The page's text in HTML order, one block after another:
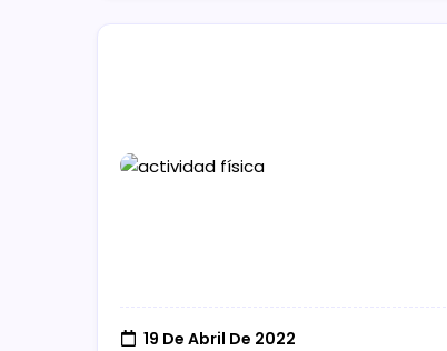
19 De Abril De 2022